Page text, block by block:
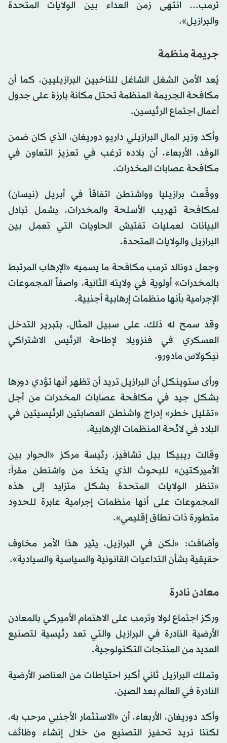
ترمب... انتهى زمن العداء بين الولايات المتحدة
والبرازيل».
جريمة منظمة
يُعد الأمن الشغل الشاغل للناخبين البرازيليين، كما أن
مكافحة الجريمة المنظمة تحتل مكانة بارزة على جدول
أعمال اجتماع الرئيسين.
وأكد وزير المال البرازيلي داريو دوريغان، الذي كان ضمن
الوفد، الأربعاء، أن بلاده ترغب في تعزيز التعاون في
مكافحة عصابات المخدرات.
ووقّعت برازيليا وواشنطن اتفاقاً في أبريل (نيسان)
لمكافحة تهريب الأسلحة والمخدرات، يشمل تبادل
البيانات لعمليات تفتيش الحاويات التي تعمل بين
البرازيل والولايات المتحدة.
وجعل دونالد ترمب مكافحة ما يسميه «الإرهاب المرتبط
بالمخدرات» أولوية في ولايته الثانية، واصفاً المجموعات
الإجرامية بأنها منظمات إرهابية أجنبية.
وقد سمح له ذلك، على سبيل المثال، بتبرير التدخل
العسكري في فنزويلا لإطاحة الرئيس الاشتراكي
نيكولاس مادورو.
ورأى ستوينكل أن البرازيل تريد أن تظهر أنها تؤدي دورها
بشكل جيد في مكافحة عصابات المخدرات من أجل
«تقليل خطر» إدراج واشنطن العصابتين الرئيسيتين في
البلاد في لائحة المنظمات الإرهابية.
وقالت ريبيكا بيل تشافيز، رئيسة مركز «الحوار بين
الأميركتين» للبحوث الذي يتخذ من واشنطن مقراً:
«تنظر الولايات المتحدة بشكل متزايد إلى هذه
المجموعات على أنها منظمات إجرامية عابرة للحدود
متطورة ذات نطاق إقليمي».
وأضافت: «لكن في البرازيل، يثير هذا الأمر مخاوف
حقيقية بشأن التداعيات القانونية والسياسية والسيادية».
معادن نادرة
وركز اجتماع لولا وترمب على الاهتمام الأميركي بالمعادن
الأرضية النادرة في البرازيل والتي تعد رئيسية لتصنيع
العديد من المنتجات التكنولوجية.
وتملك البرازيل ثاني أكبر احتياطات من العناصر الأرضية
النادرة في العالم بعد الصين.
وأكد دوريغان، الأربعاء، أن «الاستثمار الأجنبي مرحب به،
لكننا نريد تحفيز التصنيع من خلال إنشاء وظائف